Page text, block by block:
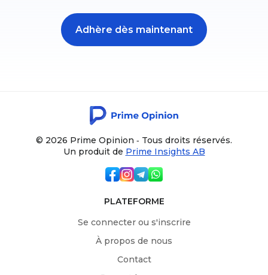
Adhère dès maintenant
© 2026 Prime Opinion ‐ Tous droits réservés.
Un produit de Prime Insights AB
PLATEFORME
Se connecter ou s'inscrire
À propos de nous
Contact